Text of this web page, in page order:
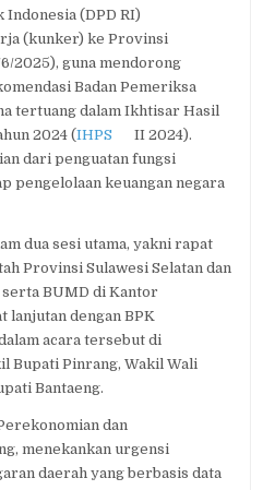
(DPD RI)
(kunker) ke Provinsi
2025), guna mendorong
Badan Pemeriksa
tertuang dalam Ikhtisar Hasil
2024 (IHPS
II 2024).
dari penguatan fungsi
pengelolaan keuangan negara
dua sesi utama, yakni rapat
Provinsi Sulawesi Selatan dan
BUMD di Kantor
lanjutan dengan BPK
acara tersebut di
Bupati Pinrang, Wakil Wali
Bantaeng.
dan
menekankan urgensi
daerah yang berbasis data